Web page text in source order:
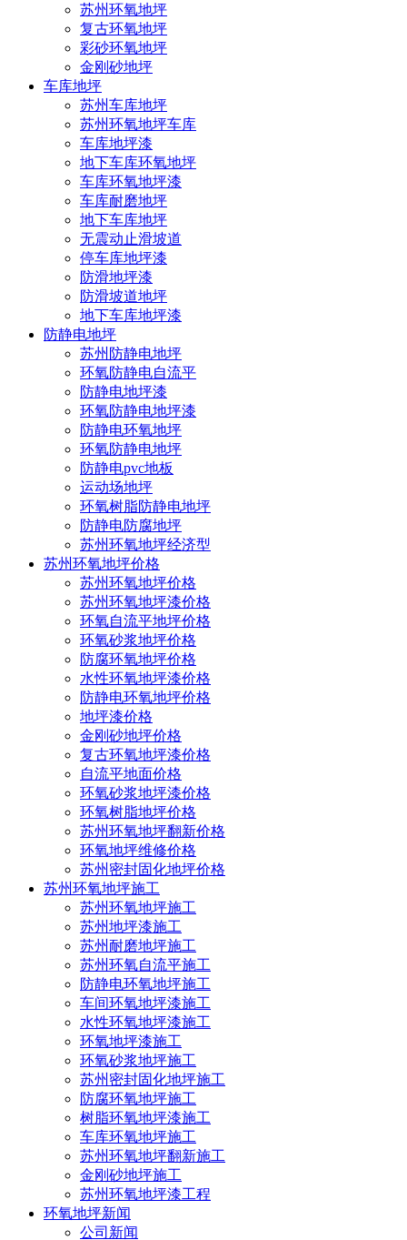
苏州环氧地坪
复古环氧地坪
彩砂环氧地坪
金刚砂地坪
车库地坪
苏州车库地坪
苏州环氧地坪车库
车库地坪漆
地下车库环氧地坪
车库环氧地坪漆
车库耐磨地坪
地下车库地坪
无震动止滑坡道
停车库地坪漆
防滑地坪漆
防滑坡道地坪
地下车库地坪漆
防静电地坪
苏州防静电地坪
环氧防静电自流平
防静电地坪漆
环氧防静电地坪漆
防静电环氧地坪
环氧防静电地坪
防静电pvc地板
运动场地坪
环氧树脂防静电地坪
防静电防腐地坪
苏州环氧地坪经济型
苏州环氧地坪价格
苏州环氧地坪价格
苏州环氧地坪漆价格
环氧自流平地坪价格
环氧砂浆地坪价格
防腐环氧地坪价格
水性环氧地坪漆价格
防静电环氧地坪价格
地坪漆价格
金刚砂地坪价格
复古环氧地坪漆价格
自流平地面价格
环氧砂浆地坪漆价格
环氧树脂地坪价格
苏州环氧地坪翻新价格
环氧地坪维修价格
苏州密封固化地坪价格
苏州环氧地坪施工
苏州环氧地坪施工
苏州地坪漆施工
苏州耐磨地坪施工
苏州环氧自流平施工
防静电环氧地坪施工
车间环氧地坪漆施工
水性环氧地坪漆施工
环氧地坪漆施工
环氧砂浆地坪施工
苏州密封固化地坪施工
防腐环氧地坪施工
树脂环氧地坪漆施工
车库环氧地坪施工
苏州环氧地坪翻新施工
金刚砂地坪施工
苏州环氧地坪漆工程
环氧地坪新闻
公司新闻